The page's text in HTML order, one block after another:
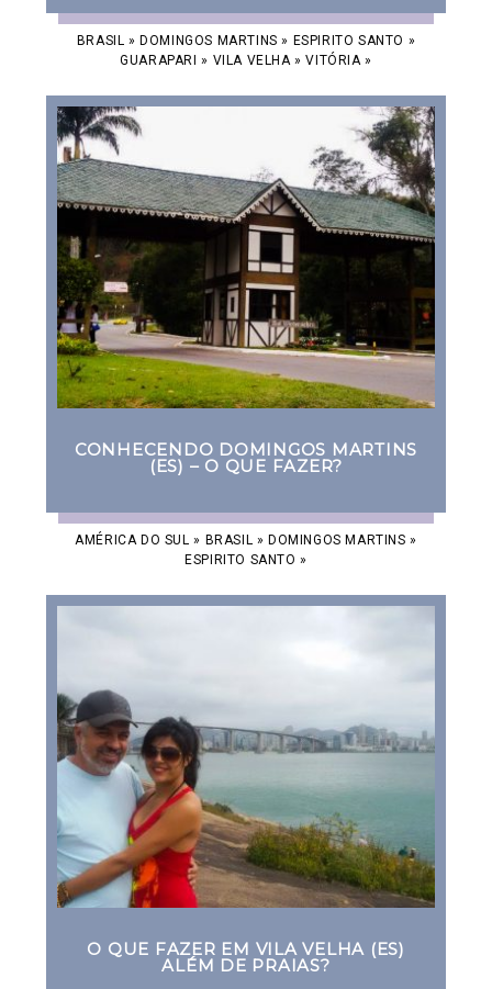
BRASIL » DOMINGOS MARTINS » ESPIRITO SANTO »
GUARAPARI » VILA VELHA»VITÓRIA»
CONHECENDO DOMINGOS MARTINS
(ES) – O QUE FAZER?
AMÉRICA DO SUL » BRASIL » DOMINGOS MARTINS »
ESPIRITO SANTO »
O QUE FAZER EM VILA VELHA (ES)
ALÉM DE PRAIAS?